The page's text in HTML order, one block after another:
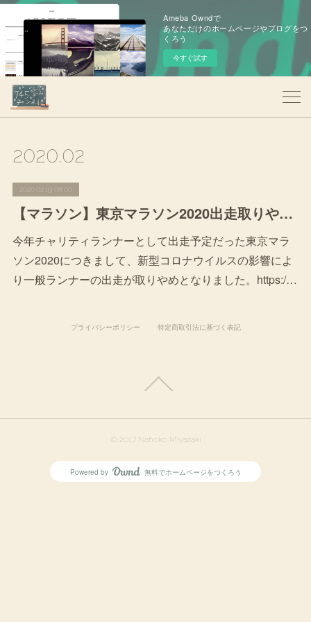
Ameba Owndで
あなただけのホームページやブログをつ
くろう
今すぐ試す
2020.02
2020.02.19 08:00
【マラソン】東京マラソン2020出走取りやめについて
今年チャリティランナーとして出走予定だった東京マラ
ソン2020につきまして、新型コロナウイルスの影響によ
り一般ランナーの出走が取りやめとなりました。https:/…
プライバシーポリシー 特定商取引法に基づく表記
© 2017 Nahoko Miyazaki
Powered by AmebaOwnd
無料でホームページをつくろう